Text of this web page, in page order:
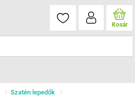
Kosár
Szatén lepedők